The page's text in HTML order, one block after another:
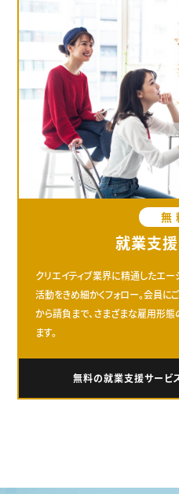
無
就業支
クリエイティブ業界に精通したエ
活動をきめ細かくフォロー。会員に
から請負まで、さまざまな雇用形
ます。
無料の就業支援サービ